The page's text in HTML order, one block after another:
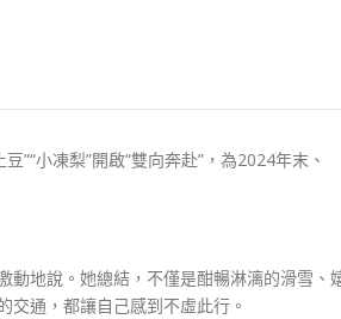
小凍梨”開啟“雙向奔赴”，為2024年末、
動地說。她總結，不僅是酣暢淋漓的滑雪、
交通，都讓自己感到不虛此行。